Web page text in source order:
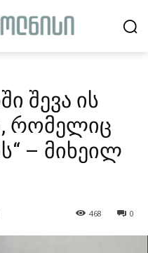
შევა ის
რომელიც
– მიხეილ
0
468